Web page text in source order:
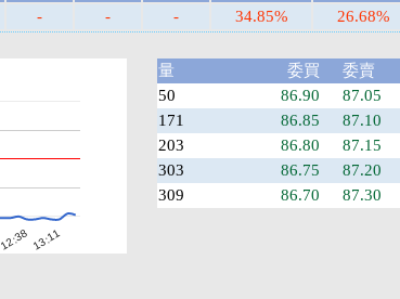
- - - 34.85% 26.68%
12:38 13:11
量 委買 委賣
50
86.90 87.05
171
86.85 87.10
203
86.80 87.15
303
86.75 87.20
309
86.70 87.30